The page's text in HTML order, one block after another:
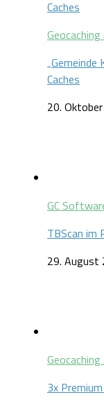
Caches
20.
GC
TBScan im
29. August
3x